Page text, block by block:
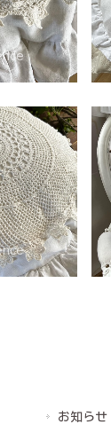
お知らせ